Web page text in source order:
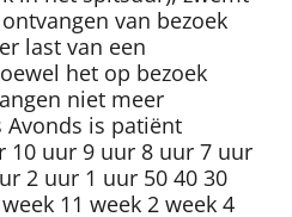
van bezoek
last van een
het op bezoek
niet meer
Avonds is patiënt
10 uur 9 uur 8 uur 7 uur
2 uur 1 uur 50 40 30
11 week 2 week 4